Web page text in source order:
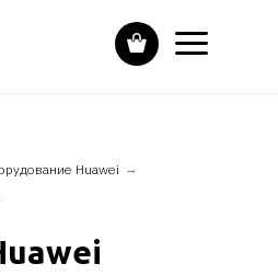
Huawei →